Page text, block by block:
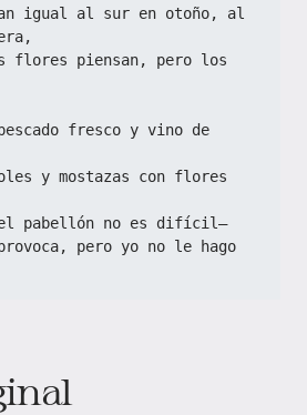
igual al sur en otoño, al
flores piensan, pero los
fresco y vino de
y mostazas con flores
el pabellón no es difícil—
pero yo no le hago